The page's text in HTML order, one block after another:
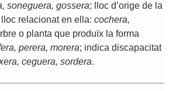
, soneguera, gossera; lloc d’orige de la
lloc relacionat en ella: cochera,
o planta que produïx la forma
, perera, morera; indica discapacitat
, ceguera, sordera.